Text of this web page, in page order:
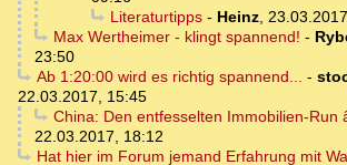
Literaturtipps- Heinz,
Max Wertheimer - klingt spannend! -
23:50
Ab 1:20:00 wird es richtig spannend... -
22.03.2017, 15:45
China: Den entfesselten Immobilien-Run
22.03.2017, 18:12
Hat hier im Forum jemand Erfahrung mit